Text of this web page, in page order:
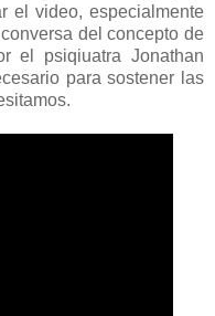
el video, especialmente
del concepto de
el psiqiuatra Jonathan
para sostener las